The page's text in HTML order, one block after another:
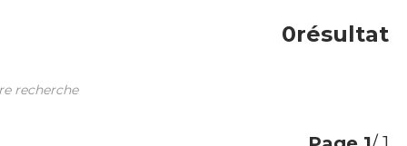
0résultat
recherche